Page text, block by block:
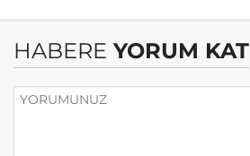
HABERE YORUM KAT